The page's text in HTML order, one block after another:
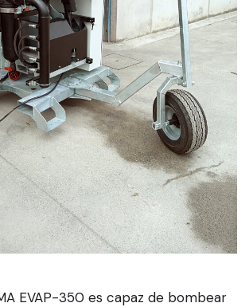
EVAP-350 es capaz de bombear